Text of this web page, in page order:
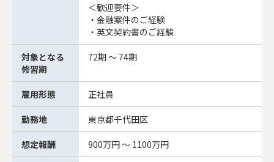
＜歓迎要件＞
・金融案件のご経験
・英文契約書のご経験
対象となる
修習期
72期 ～ 74期
雇用形態 正社員
勤務地 東京都千代田区
想定報酬 900万円 ～ 1100万円